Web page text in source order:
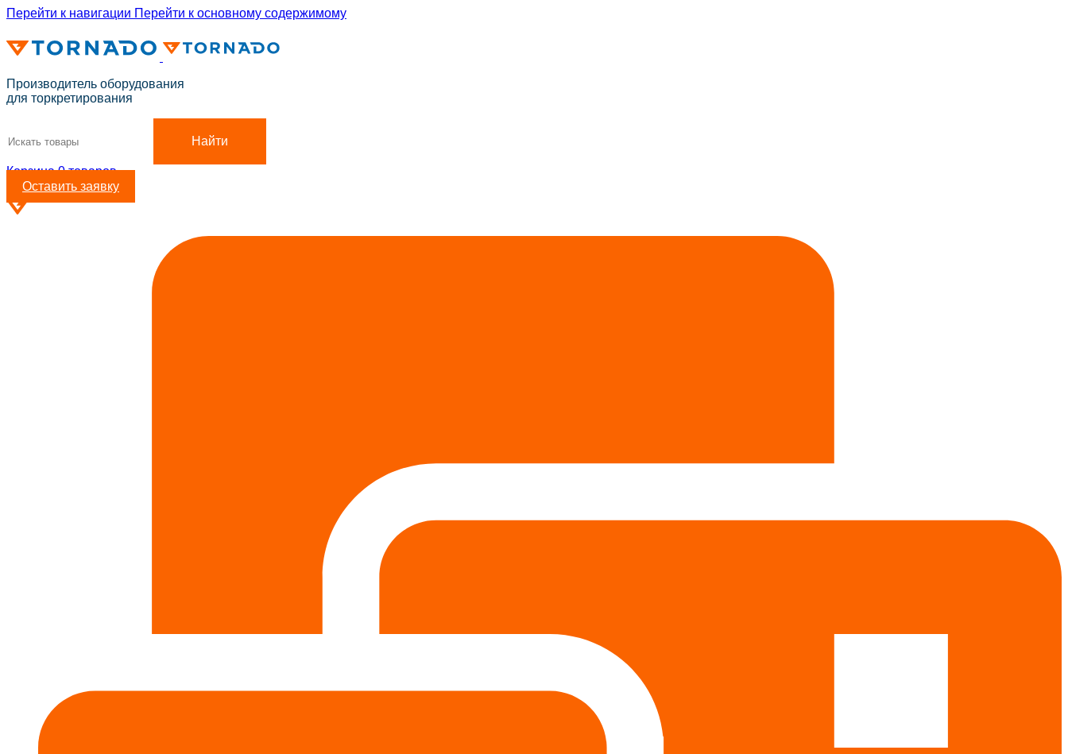
Перейти к навигации Перейти к основному содержимому
Производитель оборудования
для торкретирования
Найти
Корзина0товаров
Оставить заявку